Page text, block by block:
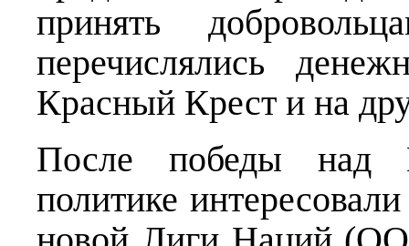
принять
перечислялись
Красный Крест и на
После победы над
политике